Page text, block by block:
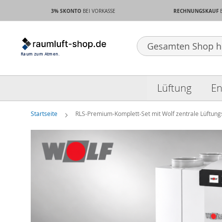
3% SKONTO BEI VORKASSE RECHNUNGSKAUF
Search
Lüftung
Startseite RLS-Premium-Komplett-Set mit Wolf zentrale
Ende
Bildgalerie